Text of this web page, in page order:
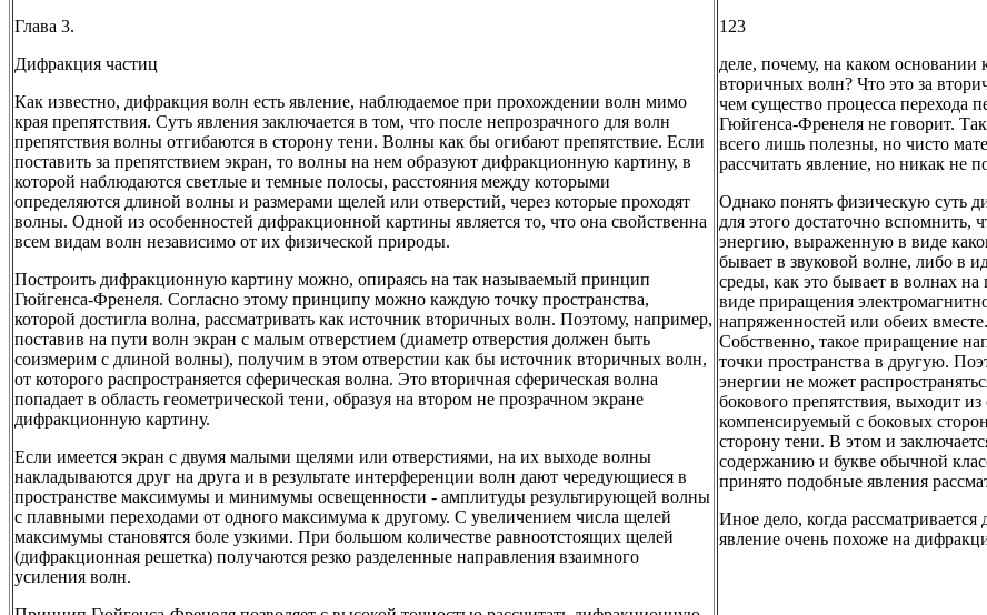
Глава 3.
Дифракция частиц
Как известно, дифракция волн есть явление, наблюдаемое при прохождении волн мимо
края препятствия. Суть явления заключается в том, что после непрозрачного для волн
препятствия волны отгибаются в сторону тени. Волны как бы огибают препятствие. Если
поставить за препятствием экран, то волны на нем образуют дифракционную картину, в
которой наблюдаются светлые и темные полосы, расстояния между которыми
определяются длиной волны и размерами щелей или отверстий, через которые проходят
волны. Одной из особенностей дифракционной картины является то, что она свойственна
всем видам волн независимо от их физической природы.
Построить дифракционную картину можно, опираясь на так называемый принцип
Гюйгенса-Френеля. Согласно этому принципу можно каждую точку пространства,
которой достигла волна, рассматривать как источник вторичных волн. Поэтому, например,
поставив на пути волн экран с малым отверстием (диаметр отверстия должен быть
соизмерим с длиной волны), получим в этом отверстии как бы источник вторичных волн,
от которого распространяется сферическая волна. Это вторичная сферическая волна
попадает в область геометрической тени, образуя на втором не прозрачном экране
дифракционную картину.
Если имеется экран с двумя малыми щелями или отверстиями, на их выходе волны
накладываются друг на друга и в результате интерференции волн дают чередующиеся в
пространстве максимумы и минимумы освещенности - амплитуды результирующей волны
с плавными переходами от одного максимума к другому. С увеличением числа щелей
максимумы становятся боле узкими. При большом количестве равноотстоящих щелей
(дифракционная решетка) получаются резко разделенные направления взаимного
усиления волн.
123
деле, почему, на каком
вторичных волн? Что это за
чем существо процесса
Гюйгенса-Френеля не говорит.
всего лишь полезны, но чисто
рассчитать явление, но никак не
Однако понять физическую суть
для этого достаточно вспомнить,
энергию, выраженную в виде
бывает в звуковой волне, либо в
среды, как это бывает в волнах
виде приращения
напряженностей или обеих
Собственно, такое приращение
точки пространства в другую.
энергии не может
бокового препятствия, выходит
компенсируемый с боковых
сторону тени. В этом и
содержанию и букве обычной
принято подобные явления
Иное дело, когда
явление очень похоже на